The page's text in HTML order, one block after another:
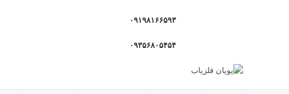
۰۹۱۹۸۱۶۶۵۹۳
۰۹۳۵۶۸۰۵۴۵۴